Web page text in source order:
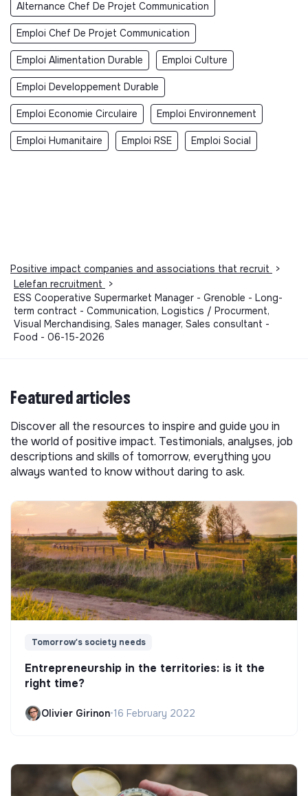
Alternance Chef De Projet Communication
Emploi Chef De Projet Communication
Emploi Alimentation Durable Emploi Culture
Emploi Developpement Durable
Emploi Economie Circulaire Emploi Environnement
Emploi Humanitaire Emploi RSE Emploi Social
Positive impact companies and associations that recruit
>
Lelefan recruitment
>
ESS Cooperative Supermarket Manager - Grenoble - Long-
term contract - Communication, Logistics / Procurment,
Visual Merchandising, Sales manager, Sales consultant -
Food - 06-15-2026
Featured articles
Discover all the resources to inspire and guide you in
the world of positive impact. Testimonials, analyses, job
descriptions and skills of tomorrow, everything you
always wanted to know without daring to ask.
Tomorrow's society needs
Entrepreneurship in the territories: is it the
right time?
Olivier Girinon•16 February 2022